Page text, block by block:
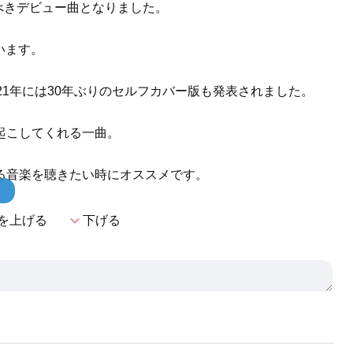
デビュー曲となりました。
す。
には30年ぶりのセルフカバー版も発表されました。
してくれる一曲。
楽を聴きたい時にオススメです。
上げる expand_more下げる